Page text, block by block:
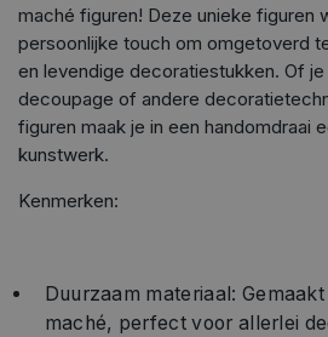
maché figuren! Deze unieke figuren
persoonlijke touch om omgetoverd
en levendige decoratiestukken. Of je
decoupage of andere
figuren maak je in een handomdraai
kunstwerk.
Kenmerken:
Duurzaam materiaal:
maché, perfect voor allerlei